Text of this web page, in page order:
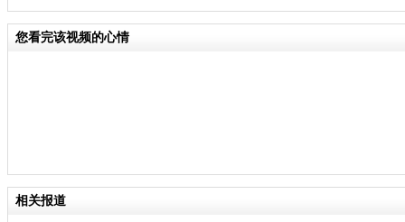
您看完该视频的心情
相关报道